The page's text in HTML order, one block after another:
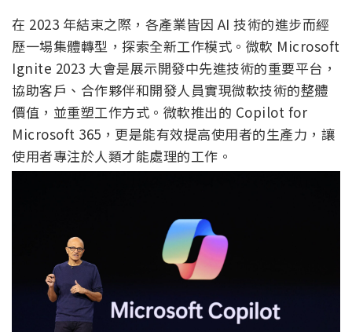
在 2023 年結束之際，各產業皆因 AI 技術的進步而經
歷一場集體轉型，探索全新工作模式。微軟 Microsoft
Ignite 2023 大會是展示開發中先進技術的重要平台，
協助客戶、合作夥伴和開發人員實現微軟技術的整體
價值，並重塑工作方式。微軟推出的 Copilot for
Microsoft 365，更是能有效提高使用者的生產力，讓
使用者專注於人類才能處理的工作。